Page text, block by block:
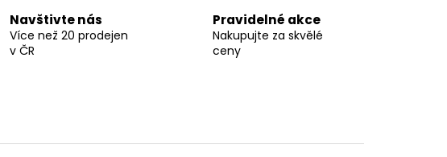
Navštivte nás
Více než 20 prodejen
v ČR
Pravidelné akce
Nakupujte za skvělé
ceny